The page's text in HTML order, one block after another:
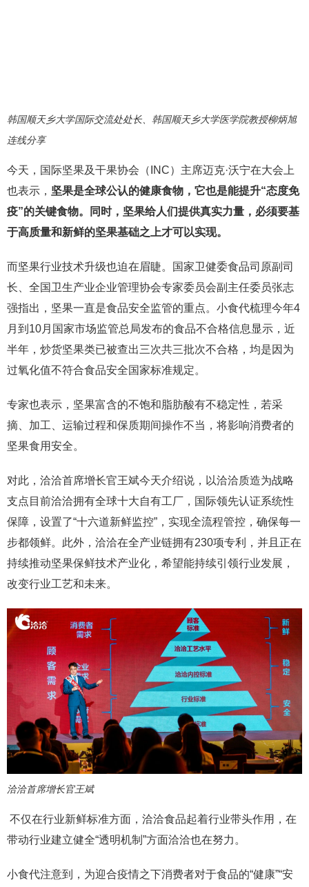
韩国顺天乡大学国际交流处处长、韩国顺天乡大学医学院教授柳炳旭
连线分享
今天，国际坚果及干果协会（INC）主席迈克·沃宁在大会上
也表示， 坚果是全球公认的健康食物，它也是能提升“态度免
疫”的关键食物。同时，坚果给人们提供真实力量，必须要基
于高质量和新鲜的坚果基础之上才可以实现。
而坚果行业技术升级也迫在眉睫。国家卫健委食品司原副司
长、全国卫生产业企业管理协会专家委员会副主任委员张志
强指出，坚果一直是食品安全监管的重点。小食代梳理今年4
月到10月国家市场监管总局发布的食品不合格信息显示，近
半年，炒货坚果类已被查出三次共三批次不合格，均是因为
过氧化值不符合食品安全国家标准规定。
专家也表示，坚果富含的不饱和脂肪酸有不稳定性，若采
摘、加工、运输过程和保质期间操作不当，将影响消费者的
坚果食用安全。
对此，洽洽首席增长官王斌今天介绍说，以洽洽质造为战略
支点目前洽洽拥有全球十大自有工厂，国际领先认证系统性
保障，设置了“十六道新鲜监控”，实现全流程管控，确保每一
步都领鲜。此外，洽洽在全产业链拥有230项专利，并且正在
持续推动坚果保鲜技术产业化，希望能持续引领行业发展，
改变行业工艺和未来。
洽洽首席增长官王斌
不仅在行业新鲜标准方面，洽洽食品起着行业带头作用，在
带动行业建立健全“透明机制”方面洽洽也在努力。
小食代注意到，为迎合疫情之下消费者对于食品的“健康”“安